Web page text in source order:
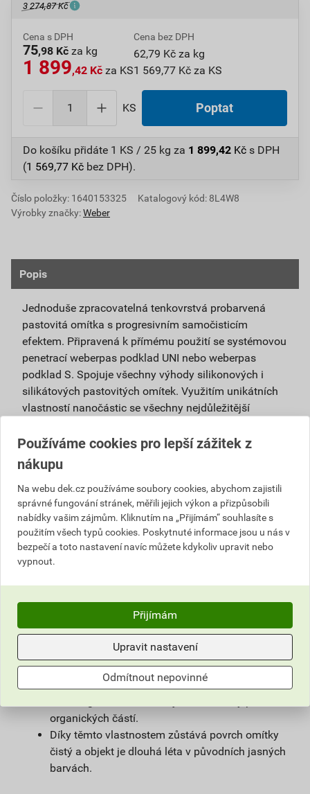
3 274,87 Kč
Cena s DPH
75,98 Kč za kg
1 899,42 Kč za KS
Cena bez DPH
62,79 Kč za kg
1 569,77 Kč za KS
KS Poptat
Do košíku přidáte 1 KS / 25 kg za 1 899,42 Kč s DPH
(1 569,77 Kč bez DPH).
Číslo položky: 1640153325
Katalogový kód: 8L4W8
Výrobky značky:Weber
Popis
Jednoduše zpracovatelná tenkovrstvá probarvená
pastovitá omítka s progresivním samočisticím
efektem. Připravená k přímému použití se systémovou
penetrací weberpas podklad UNI nebo weberpas
podklad S. Spojuje všechny výhody silikonových i
silikátových pastovitých omítek. Využitím unikátních
vlastností nanočástic se všechny nejdůležitější
Je vhodná pro použití v exteriéru i interiéru a pro
povrchové úpravy sanačních omítek a systémů
na vlhké zdivo.
Použitím samočisticí omítky weberpas
extraClean se výrazně prodlužuje životnost
fasády a podstatně snižují náklady na její
údržbu.
Díky velmi malému podílu organických částic
obsažených v omítce, vzniká na povrchu omítky
vlivem proudění vzduchu jen nepatrný
elektrostatický náboj a prach z ovzduší na
povrchu omítky neulpívá.
Omítka je zároveň hydrofobní. Tím zůstává na
povrchu fasády minimum vody, která utváří
dobré živné podmínky pro mikroorganismy, růstu
organických částí.
Díky těmto vlastnostem zůstává povrch omítky
čistý a objekt je dlouhá léta v původních jasných
barvách.
Používáme cookies pro lepší zážitek z
nákupu
Na webu dek.cz používáme soubory cookies, abychom zajistili
správné fungování stránek, měřili jejich výkon a přizpůsobili
nabídky vašim zájmům. Kliknutím na „Přijímám“ souhlasíte s
použitím všech typů cookies. Poskytnuté informace jsou u nás v
bezpečí a toto nastavení navíc můžete kdykoliv upravit nebo
vypnout.
Přijímám
Upravit nastavení
Odmítnout nepovinné